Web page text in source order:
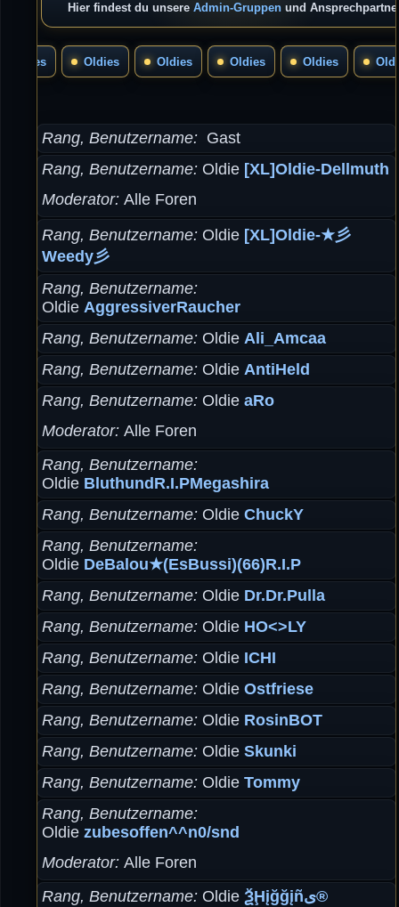
Hier findest du unsereAdmin-Gruppen und
Oldies Oldies Oldies Oldies Oldies
Rang, Benutzername
Gast
Rang, Benutzername Oldie [XL]Oldie-Dellmuth
Moderator Alle Foren
Rang, Benutzername Oldie [XL]Oldie-★彡
Weedy彡
Rang, Benutzername
Oldie AggressiverRaucher
Rang, Benutzername Oldie Ali_Amcaa
Rang, Benutzername Oldie AntiHeld
Rang, Benutzername Oldie aRo
Moderator Alle Foren
Rang, Benutzername
Oldie BluthundR.I.PMegashira
Rang, Benutzername Oldie ChuckY
Rang, Benutzername
Oldie DeBalou★(EsBussi)(66)R.I.P
Rang, Benutzername Oldie Dr.Dr.Pulla
Rang, Benutzername Oldie HO<>LY
Rang, Benutzername Oldie ICHI
Rang, Benutzername Oldie Ostfriese
Rang, Benutzername Oldie RosinBOT
Rang, Benutzername Oldie Skunki
Rang, Benutzername Oldie Tommy
Rang, Benutzername
Oldie zubesoffen^^n0/snd
Moderator Alle Foren
Rang, Benutzername Oldie
ѮḨįğğįñى®